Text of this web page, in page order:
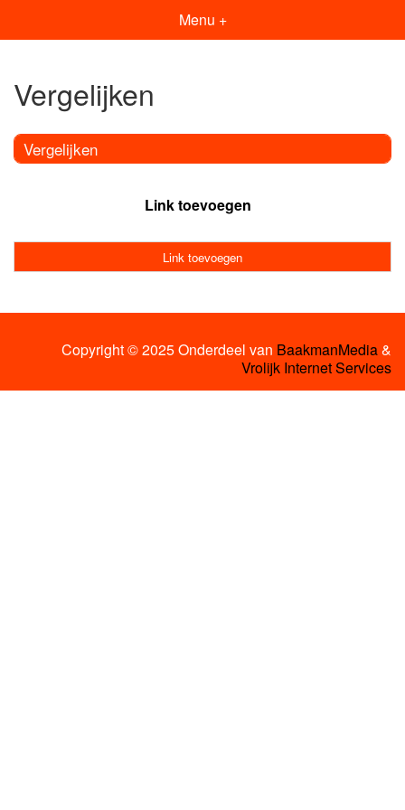
Menu +
Vergelijken
Vergelijken
Link toevoegen
Link toevoegen
Copyright © 2025 Onderdeel van BaakmanMedia&
Vrolijk Internet Services